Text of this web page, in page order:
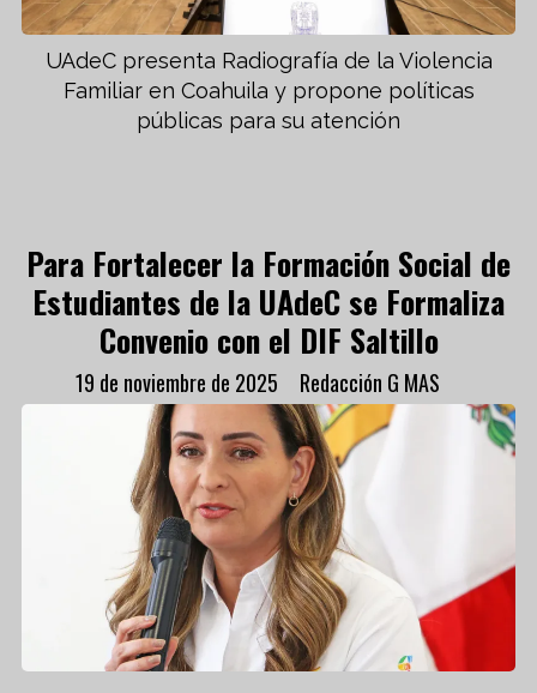
UAdeC presenta Radiografía de la Violencia
Familiar en Coahuila y propone políticas
públicas para su atención
Para Fortalecer la Formación Social de
Estudiantes de la UAdeC se Formaliza
Convenio con el DIF Saltillo
Redacción G MAS
19 de noviembre de 2025